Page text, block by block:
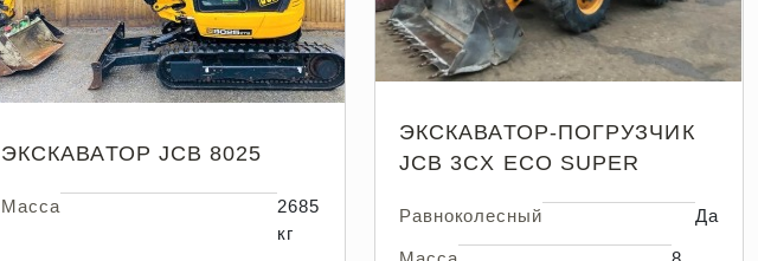
ЭКСКАВАТОР JCB 8025
Масса
2685
кг
ЭКСКАВАТОР-ПОГРУЗЧИК
JCB 3CX ECO SUPER
Равноколесный Да